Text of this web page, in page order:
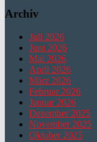
Archiv
Juli 2026
Juni 2026
Mai 2026
April 2026
März 2026
Februar 2026
Januar 2026
Dezember 2025
November 2025
Oktober 2025